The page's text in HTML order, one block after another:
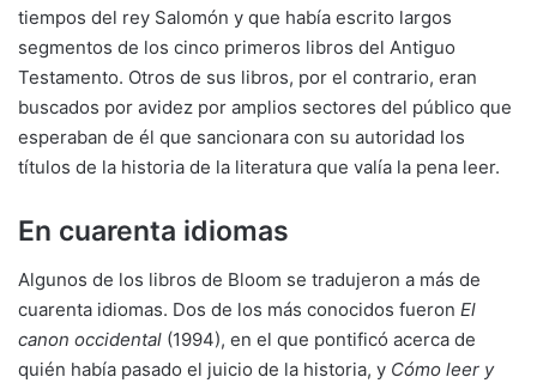
tiempos del rey Salomón y que había escrito largos
segmentos de los cinco primeros libros del Antiguo
Testamento. Otros de sus libros, por el contrario, eran
buscados por avidez por amplios sectores del público que
esperaban de él que sancionara con su autoridad los
títulos de la historia de la literatura que valía la pena leer.
En cuarenta idiomas
Algunos de los libros de Bloom se tradujeron a más de
cuarenta idiomas. Dos de los más conocidos fueron El
canon occidental (1994), en el que pontificó acerca de
quién había pasado el juicio de la historia, y Cómo leer y